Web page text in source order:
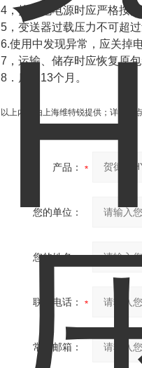
4，接供电电源时应严格按
5，变送器过载压力不可超
6.使用中发现异常，应关掉
7，运输、储存时应恢复原
8．质保13个月。
以上内容由上海维特锐提供；详情请
产品：
您的单位：
您的姓名：
联系电话：
常用邮箱：